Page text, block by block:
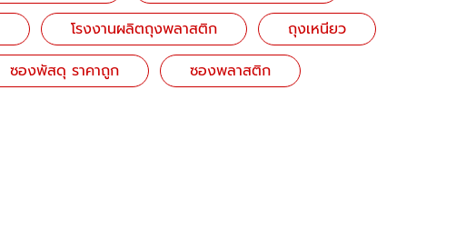
โรงงานผลิตถุงพลาสติก
ถุงเหนียว
ซองพัสดุ ราคาถูก ซองพลาสติก